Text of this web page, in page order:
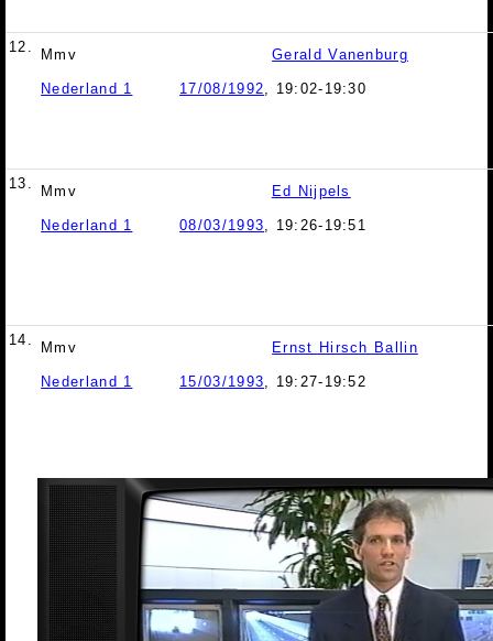
12. Mmv Gerald Vanenburg
Nederland 1 17/08/1992, 19:02-19:30
13. Mmv Ed Nijpels
Nederland 1 08/03/1993, 19:26-19:51
14. Mmv Ernst Hirsch Ballin
Nederland 1 15/03/1993, 19:27-19:52